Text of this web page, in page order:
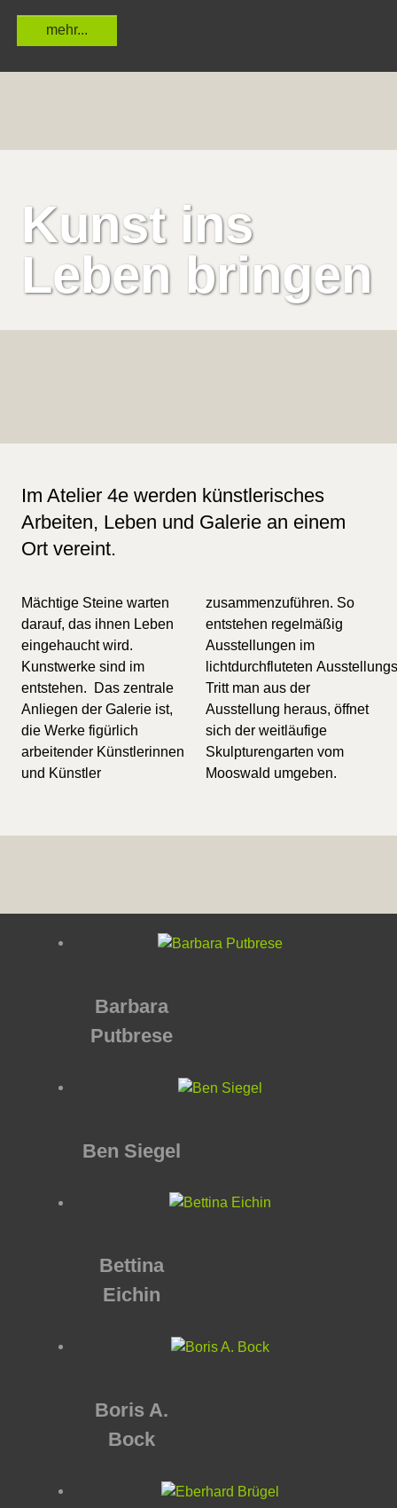
mehr...
Kunst ins
Leben bringen
Im Atelier 4e werden künstlerisches
Arbeiten, Leben und Galerie an einem
Ort vereint.
Mächtige Steine warten
darauf, das ihnen Leben
eingehaucht wird.
Kunstwerke sind im
entstehen. Das zentrale
Anliegen der Galerie ist,
die Werke figürlich
arbeitender Künstlerinnen
und Künstler
zusammenzuführen. So
entstehen regelmäßig
Ausstellungen im
lichtdurchfluteten Ausstellungsraum.
Tritt man aus der
Ausstellung heraus, öffnet
sich der weitläufige
Skulpturengarten vom
Mooswald umgeben.
Barbara
Putbrese
Ben Siegel
Bettina
Eichin
Boris A.
Bock